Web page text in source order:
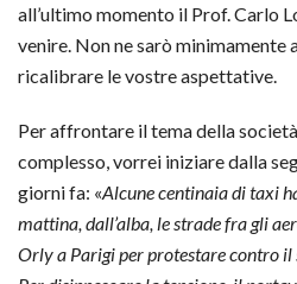
all’ultimo momento il Prof. Carlo
venire. Non ne sarò minimamente
ricalibrare le vostre aspettative.
Per affrontare il tema della
complesso, vorrei iniziare dalla
giorni fa: «Alcune centinaia di taxi
mattina, dall’alba, le strade fra gli
Orly a Parigi per protestare contro